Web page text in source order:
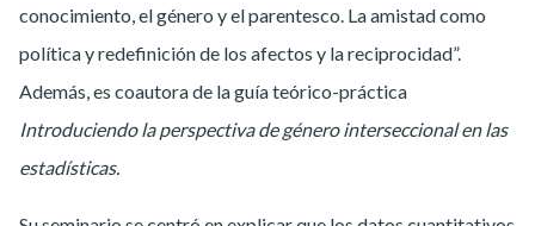
conocimiento, el género y el parentesco. La amistad como
política y redefinición de los afectos y la reciprocidad”.
Además, es coautora de la guía teórico-práctica
Introduciendo la perspectiva de género interseccional en las
estadísticas.